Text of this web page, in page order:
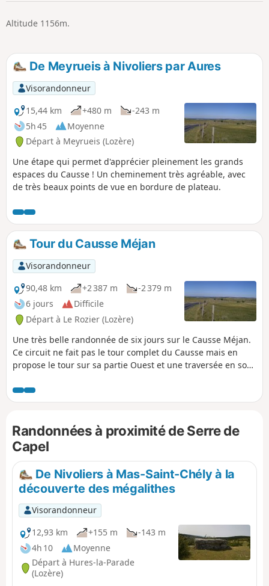
Altitude 1156m.
De Meyrueis à Nivoliers par Aures
Visorandonneur
15,44 km
+480 m
-243 m
5h 45
Moyenne
Départ à Meyrueis (Lozère)
Une étape qui permet d'apprécier pleinement les grands
espaces du Causse ! Un cheminement très agréable, avec
de très beaux points de vue en bordure de plateau.
Tour du Causse Méjan
Visorandonneur
90,48 km
+2 387 m
-2 379 m
6 jours
Difficile
Départ à Le Rozier (Lozère)
Une très belle randonnée de six jours sur le Causse Méjan.
Ce circuit ne fait pas le tour complet du Causse mais en
propose le tour sur sa partie Ouest et une traversée en son
espaces, et de superbes vues sur les Gorges de la Jonte et
les Gorges du Tarn. On croise peu de monde sur cette
chaleureuses.
Randonnées à proximité de Serre de
Capel
De Nivoliers à Mas-Saint-Chély à la
découverte des mégalithes
Visorandonneur
12,93 km
+155 m
-143 m
4h 10
Moyenne
Départ à Hures-la-Parade
(Lozère)